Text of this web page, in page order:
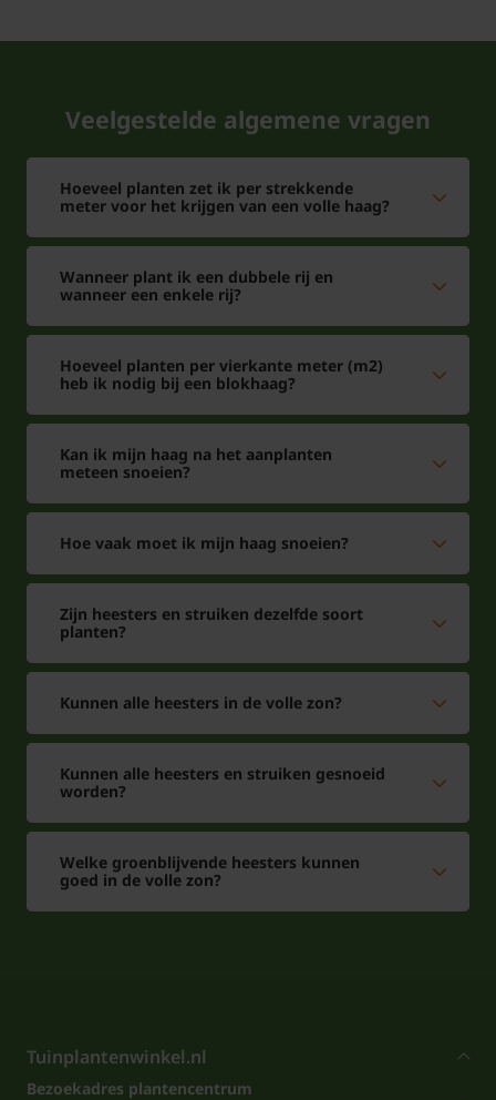
groene blaadjes aan de rand geel beginnen te
Strooi in maart een paar handjes mestkorrels rond
de voet van de tuinplant, en herhaal dit in juni nog
een keer. Geef indien nodig water; zorg dat de
wortels niet te nat worden.
Veelgestelde algemene vragen
Hoeveel planten zet ik per strekkende
meter voor het krijgen van een volle haag?
Wanneer plant ik een dubbele rij en
wanneer een enkele rij?
Hoeveel planten per vierkante meter (m2)
heb ik nodig bij een blokhaag?
Kan ik mijn haag na het aanplanten
meteen snoeien?
Hoe vaak moet ik mijn haag snoeien?
Zijn heesters en struiken dezelfde soort
planten?
Kunnen alle heesters in de volle zon?
Kunnen alle heesters en struiken gesnoeid
worden?
Welke groenblijvende heesters kunnen
goed in de volle zon?
Tuinplantenwinkel.nl
Bezoekadres plantencentrum